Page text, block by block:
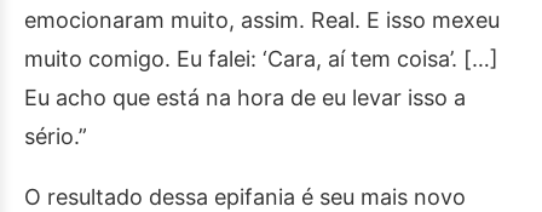
emocionaram muito, assim. Real. E isso mexeu
muito comigo. Eu falei: ‘Cara, aí tem coisa’. […]
Eu acho que está na hora de eu levar isso a
sério.”
O resultado dessa epifania é seu mais novo